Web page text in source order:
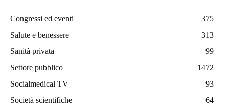
Congressi ed eventi
375
Salute e benessere
313
Sanità privata
99
Settore pubblico
1472
Socialmedical TV
93
Società scientifiche
64